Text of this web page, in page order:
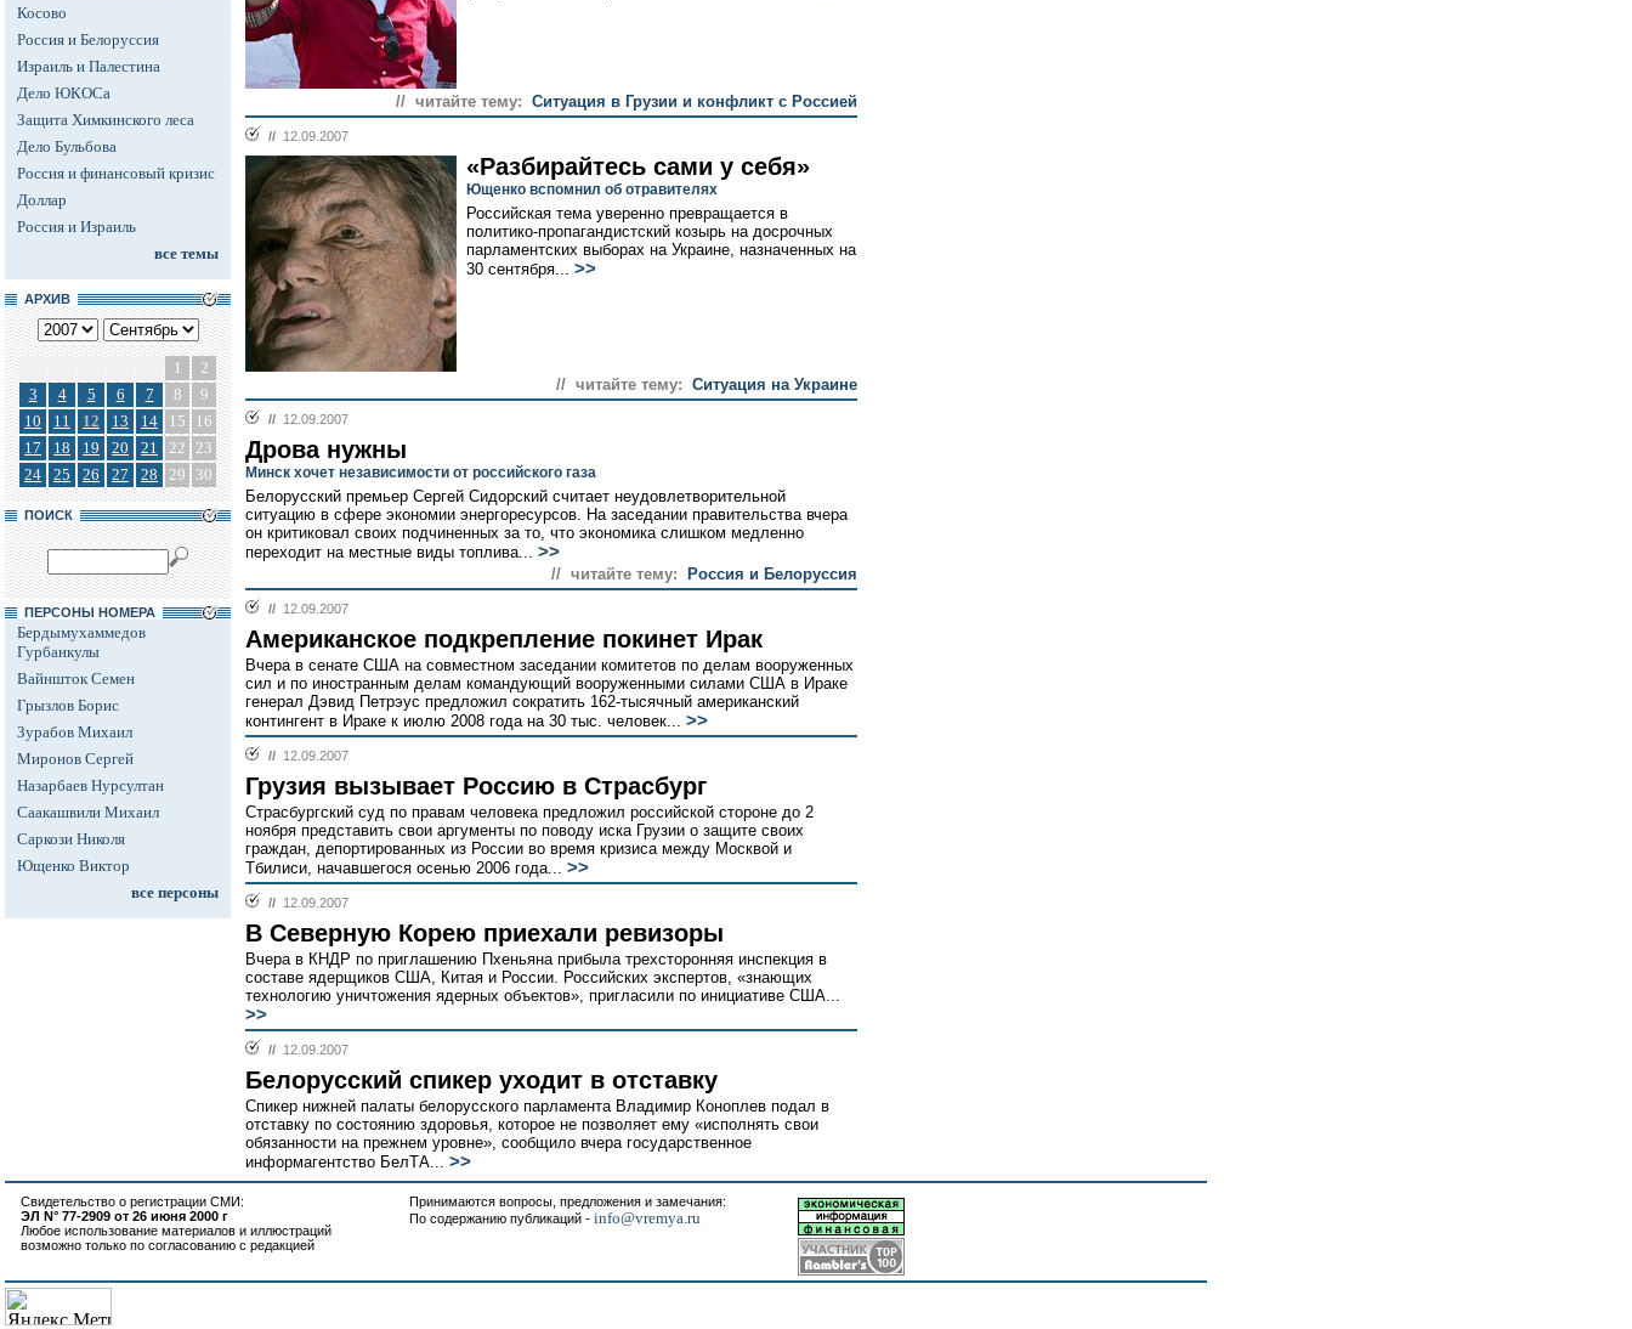
Косово
Россия и Белоруссия
Израиль и Палестина
Дело ЮКОСа
Защита Химкинского леса
Дело Бульбова
Россия и финансовый кризис
Доллар
Россия и Израиль
все темы
АРХИВ
1
2
3
4 5 6 7 8
9
10
11 12 13 14 15
16
17
18 19 20 21 22 23
24
25 26 27 28 29 30
ПОИСК
ПЕРСОНЫ НОМЕРА
Бердымухаммедов
Гурбанкулы
Вайншток Семен
Грызлов Борис
Зурабов Михаил
Миронов Сергей
Назарбаев Нурсултан
Саакашвили Михаил
Саркози Николя
Ющенко Виктор
все персоны
// читайте тему: Ситуация в Грузии и конфликт с Россией
// 12.09.2007
«Разбирайтесь сами у себя»
Ющенко вспомнил об отравителях
Российская тема уверенно превращается в
политико-пропагандистский козырь на досрочных
парламентских выборах на Украине, назначенных на
30 сентября... >>
// читайте тему: Ситуация на Украине
// 12.09.2007
Дрова нужны
Минск хочет независимости от российского газа
Белорусский премьер Сергей Сидорский считает неудовлетворительной
ситуацию в сфере экономии энергоресурсов. На заседании правительства вчера
он критиковал своих подчиненных за то, что экономика слишком медленно
переходит на местные виды топлива... >>
// читайте тему: Россия и Белоруссия
// 12.09.2007
Американское подкрепление покинет Ирак
Вчера в сенате США на совместном заседании комитетов по делам вооруженных
сил и по иностранным делам командующий вооруженными силами США в Ираке
генерал Дэвид Петрэус предложил сократить 162-тысячный американский
контингент в Ираке к июлю 2008 года на 30 тыс. человек... >>
// 12.09.2007
Грузия вызывает Россию в Страсбург
Страсбургский суд по правам человека предложил российской стороне до 2
ноября представить свои аргументы по поводу иска Грузии о защите своих
граждан, депортированных из России во время кризиса между Москвой и
Тбилиси, начавшегося осенью 2006 года... >>
// 12.09.2007
В Северную Корею приехали ревизоры
Вчера в КНДР по приглашению Пхеньяна прибыла трехсторонняя инспекция в
составе ядерщиков США, Китая и России. Российских экспертов, «знающих
технологию уничтожения ядерных объектов», пригласили по инициативе США...
>>
// 12.09.2007
Белорусский спикер уходит в отставку
Спикер нижней палаты белорусского парламента Владимир Коноплев подал в
отставку по состоянию здоровья, которое не позволяет ему «исполнять свои
обязанности на прежнем уровне», сообщило вчера государственное
информагентство БелТА... >>
Свидетельство о регистрации СМИ:
ЭЛ N° 77-2909 от 26 июня 2000 г
Любое использование материалов и иллюстраций
возможно только по согласованию с редакцией
Принимаются вопросы, предложения и замечания:
По содержанию публикаций - info@vremya.ru